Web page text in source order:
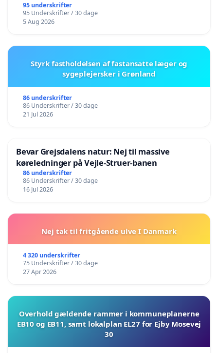
95 underskrifter
95 Underskrifter / 30 dage
5 Aug 2026
Styrk fastholdelsen af fastansatte læger og
sygeplejersker i Grønland
86 underskrifter
86 Underskrifter / 30 dage
21 Jul 2026
Bevar Grejsdalens natur: Nej til massive
køreledninger på Vejle-Struer-banen
86 underskrifter
86 Underskrifter / 30 dage
16 Jul 2026
Nej tak til fritgående ulve I Danmark
4 320 underskrifter
75 Underskrifter / 30 dage
27 Apr 2026
Overhold gældende rammer i kommuneplanerne
EB10 og EB11, samt lokalplan EL27 for Ejby Mosevej
30